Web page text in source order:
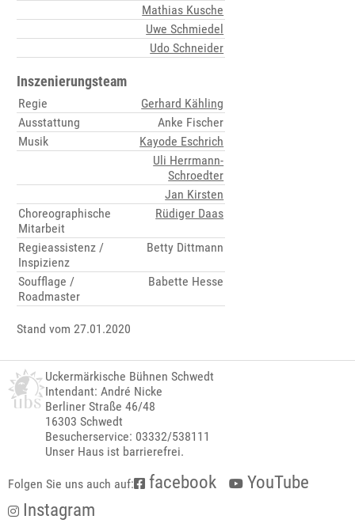
Mathias Kusche
Uwe Schmiedel
Udo Schneider
Inszenierungsteam
Regie
Gerhard Kähling
Ausstattung
Anke Fischer
Musik
Kayode Eschrich
Uli Herrmann-
Schroedter
Jan Kirsten
Choreographische
Mitarbeit
Rüdiger Daas
Regieassistenz /
Inspizienz
Betty Dittmann
Soufflage /
Roadmaster
Babette Hesse
Stand vom 27.01.2020
Uckermärkische Bühnen Schwedt
Intendant: André Nicke
Berliner Straße 46/48
16303 Schwedt
Besucherservice: 03332/538111
Unser Haus ist barrierefrei.
Folgen Sie uns auch auf: facebook
YouTube
Instagram